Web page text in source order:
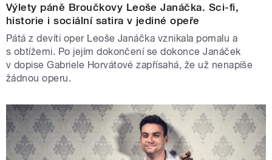
Výlety páně Broučkovy Leoše Janáčka. Sci-fi,
historie i sociální satira v jediné opeře
Pátá z devíti oper Leoše Janáčka vznikala pomalu a
s obtížemi. Po jejím dokončení se dokonce Janáček
v dopise Gabriele Horvátové zapřísahá, že už nenapíše
žádnou operu.